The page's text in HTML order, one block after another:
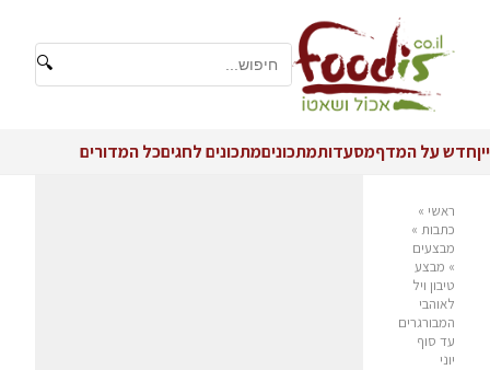
🔍
ייןחדש על המדףמסעדותמתכוניםמתכונים לחגיםכל המדורים
ראשי »
כתבות »
מבצעים
» מבצע
טיבון ויל
לאוהבי
המבורגרים
עד סוף
יוני